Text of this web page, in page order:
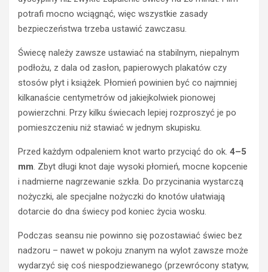
potrafi mocno wciągnąć, więc wszystkie zasady
bezpieczeństwa trzeba ustawić zawczasu.
Świecę należy zawsze ustawiać na stabilnym, niepalnym
podłożu, z dala od zasłon, papierowych plakatów czy
stosów płyt i książek. Płomień powinien być co najmniej
kilkanaście centymetrów od jakiejkolwiek pionowej
powierzchni. Przy kilku świecach lepiej rozproszyć je po
pomieszczeniu niż stawiać w jednym skupisku.
Przed każdym odpaleniem knot warto przyciąć do ok. 4–5
mm. Zbyt długi knot daje wysoki płomień, mocne kopcenie
i nadmierne nagrzewanie szkła. Do przycinania wystarczą
nożyczki, ale specjalne nożyczki do knotów ułatwiają
dotarcie do dna świecy pod koniec życia wosku.
Podczas seansu nie powinno się pozostawiać świec bez
nadzoru – nawet w pokoju znanym na wylot zawsze może
wydarzyć się coś niespodziewanego (przewrócony statyw,